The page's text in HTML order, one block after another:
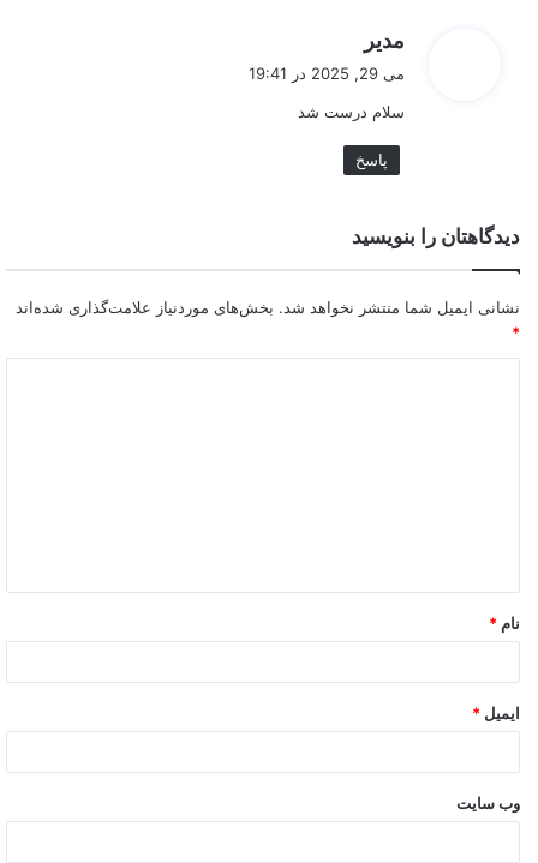
مدیر
ت
:
می 29, 2025 در 19:41
سلام درست شد
پاسخ
دیدگاهتان را بنویسید
نشانی ایمیل شما منتشر نخواهد شد. بخش‌های موردنیاز علامت‌گذاری شده‌اند
*
نام *
ایمیل *
وب‌ سایت